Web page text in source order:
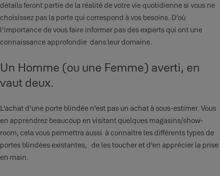
détails feront partie de la réalité de votre vie quotidienne si vous ne
choisissez pas la porte qui correspond à vos besoins. D’où
l’importance de vous faire informer pas des experts qui ont une
connaissance approfondie dans leur domaine.
Un Homme (ou une Femme) averti, en
vaut deux.
L’achat d’une porte blindée n’est pas un achat à sous-estimer. Vous
en apprendrez beaucoup en visitant quelques magasins/show-
room, cela vous permettra aussi à connaitre les différents types de
portes blindées existantes, de les toucher et d’en apprécier la prise
en main.